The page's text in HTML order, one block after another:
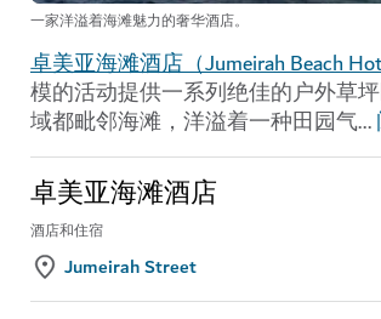
一家洋溢着海滩魅力的奢华酒店。
卓美亚海滩酒店（ J umeirah Beach
模的活动提供一系列绝佳的户外草
域都毗邻海滩，洋溢着一种田园气...
卓美亚海滩酒店
酒店和住宿
Jumeirah Street